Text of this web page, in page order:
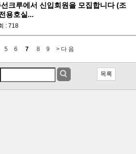
크루에서 신입회원을 모집합니다 (조
용호실...
: 718
5 6 7 8 9 > 다 음
목록